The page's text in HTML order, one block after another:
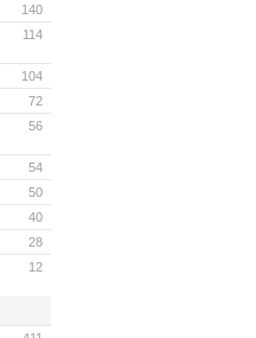
140
114
104
72
56
54
50
40
28
12